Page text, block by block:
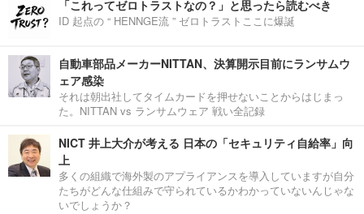
「これってゼロトラストなの？」と思ったら読むべき
ID 起点の “ HENNGE流 ” ゼロトラストここに爆誕
自動車部品メーカーNITTAN、決算開示目前にランサムウ
ェア感染
それは朝出社してタイムカードを押せないことからはじまっ
た。NITTAN vs ランサムウェア 戦い全記録
NICT 井上大介が考える 日本の「セキュリティ自給率」向
上
多くの組織で海外製のアプライアンスを導入していますが自分
たちがどんな仕組みで守られているかわかっていないんじゃな
いでしょうか？